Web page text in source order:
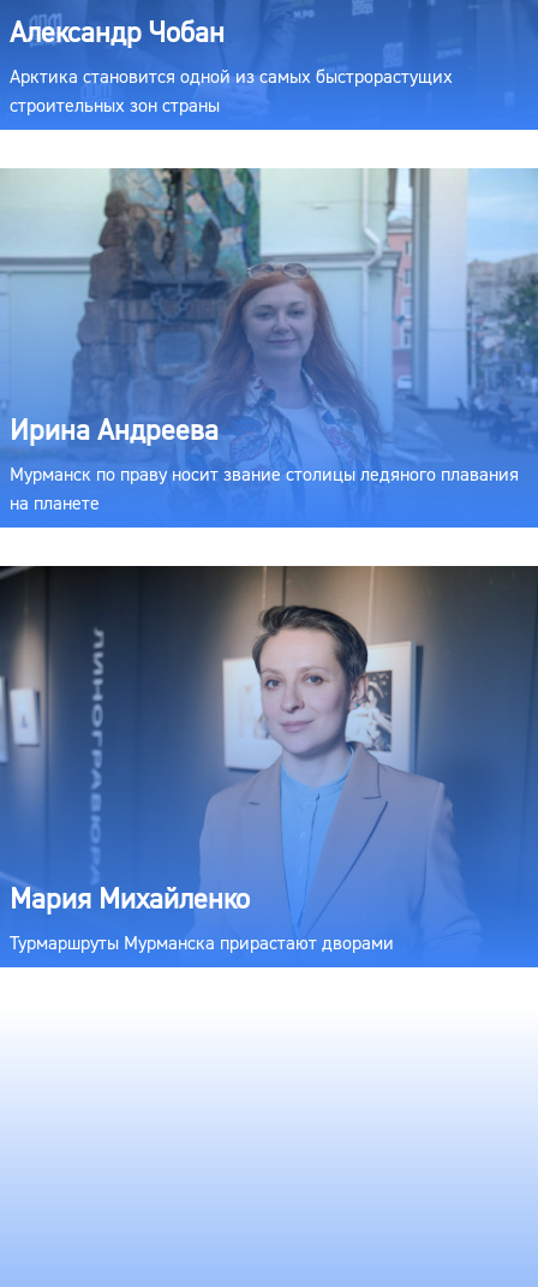
Александр Чобан
Арктика становится одной из самых быстрорастущих
строительных зон страны
Ирина Андреева
Мурманск по праву носит звание столицы ледяного плавания
на планете
Мария Михайленко
Турмаршруты Мурманска прирастают дворами